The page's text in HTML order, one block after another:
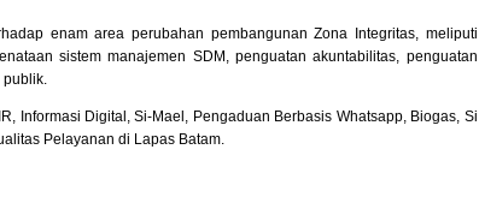
enam area perubahan pembangunan Zona Integritas, meliputi
sistem manajemen SDM, penguatan akuntabilitas, penguatan
publik.
Informasi Digital, Si-Mael, Pengaduan Berbasis Whatsapp, Biogas, Si
Pelayanan di Lapas Batam.